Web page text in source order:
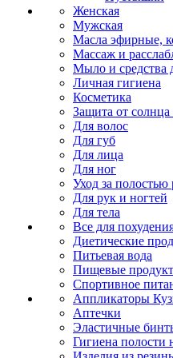
Женская
Мужская
Масла эфирные,
Массаж и
Мыло и средства
Личная гигиена
Косметика
Защита от солнца
Для волос
Для губ
Для лица
Для ног
Уход за полостью
Для рук и ногтей
Для тела
Все для
Диетические
Питьевая вода
Пищевые
Спортивное
Аппликаторы
Аптечки
Эластичные
Гигиена полости